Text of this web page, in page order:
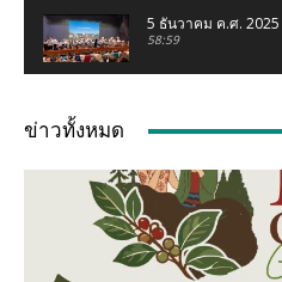
5 ธันวาคม ค.ศ. 2025
58:59
02:07:05
เชอรี่ ส่งกำลังใจน้ำท่
จ.น่าน #เชอรี่ #เชอรี่
04:11
มูลนิธิเพชรเกษมน่า
เพชรเกษมน่าน (สำนั
01:01:17
ข่าวทั้งหมด